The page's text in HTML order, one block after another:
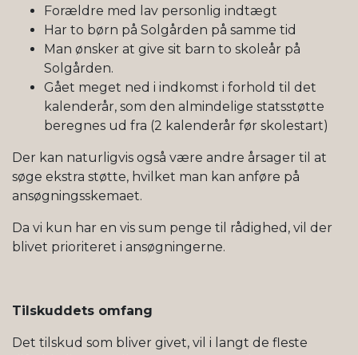
Forældre med lav personlig indtægt
Har to børn på Solgården på samme tid
Man ønsker at give sit barn to skoleår på
Solgården.
Gået meget ned i indkomst i forhold til det
kalenderår, som den almindelige statsstøtte
beregnes ud fra (2 kalenderår før skolestart)
Der kan naturligvis også være andre årsager til at
søge ekstra støtte, hvilket man kan anføre på
ansøgningsskemaet.
Da vi kun har en vis sum penge til rådighed, vil der
blivet prioriteret i ansøgningerne.
Tilskuddets omfang
Det tilskud som bliver givet, vil i langt de fleste